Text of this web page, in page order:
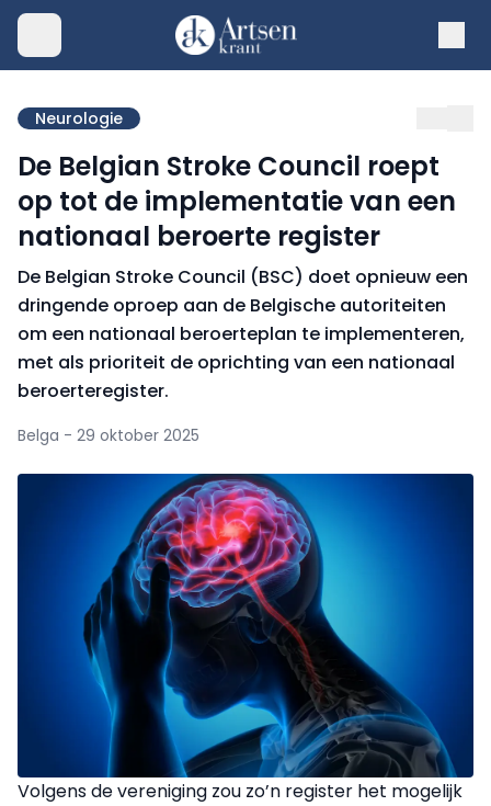
Neurologie
De Belgian Stroke Council roept
op tot de implementatie van een
nationaal beroerte register
De Belgian Stroke Council (BSC) doet opnieuw een
dringende oproep aan de Belgische autoriteiten
om een nationaal beroerteplan te implementeren,
met als prioriteit de oprichting van een nationaal
beroerteregister.
Belga - 29 oktober 2025
Volgens de vereniging zou zo’n register het mogelijk